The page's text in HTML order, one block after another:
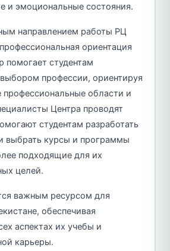
и эмоциональные состояния.
направлением работы РЦ
ориентация
помогает студентам
профессии, ориентируя
профессиональные области и
Центра проводят
студентам разработать
выбрать курсы и программы
подходящие для их
целей.
важным ресурсом для
обеспечивая
аспектах их учебы и
карьеры.